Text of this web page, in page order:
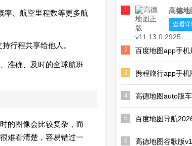
率、航空里程数等更多航
行程共享给他人。
准确、及时的全球航班
的图像会比较复杂，而
难看清楚，容易错过一
乘风TV电视版 玄武
幻路搜索下载
手机版
1 高德地
查看
2 百度地图app手
3 携程旅行app手
4
高德地图auto版
卓最新版
5
百度地图导航
版
6 高德地图谷歌版